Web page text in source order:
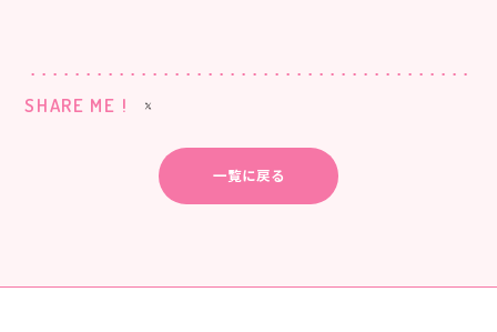
SHARE ME !
一覧に戻る